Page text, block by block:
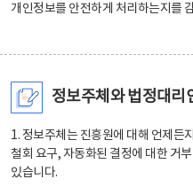
개인정보를 안전하게 처리하는지를
정보주체와 법정대리
1. 정보주체는 진흥원에 대해 언제든
철회 요구, 자동화된 결정에 대한 거
있습니다.